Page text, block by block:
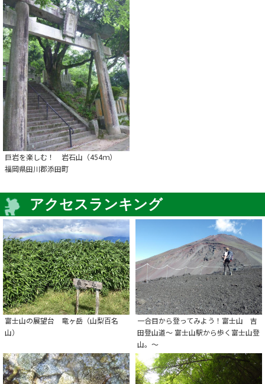
巨岩を楽しむ！ 岩石山（454ｍ）
福岡県田川郡添田町
アクセスランキング
富士山の展望台 竜ヶ岳（山梨百名
山）
一合目から登ってみよう！富士山 吉
田登山道～ 富士山駅から歩く富士山登
山。～